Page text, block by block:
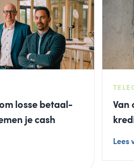
losse betaal-
je cash
Van
Lees